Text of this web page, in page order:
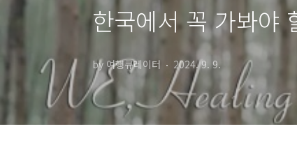
한국에서 꼭 가봐야
by 여행큐레이터 2024. 9. 9.